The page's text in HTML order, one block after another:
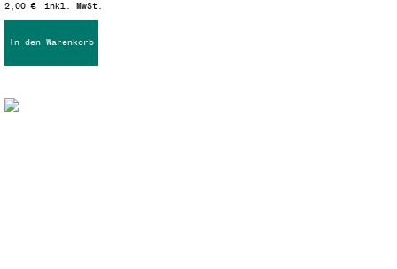
2,00€ inkl. MwSt.
In den Warenkorb